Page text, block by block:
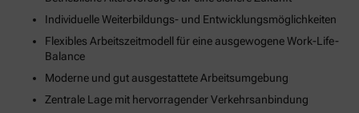
Individuelle Weiterbildungs- und Entwicklungsmöglichkeiten
Flexibles Arbeitszeitmodell für eine ausgewogene Work-Life-
Balance
Moderne und gut ausgestattete Arbeitsumgebung
Zentrale Lage mit hervorragender Verkehrsanbindung